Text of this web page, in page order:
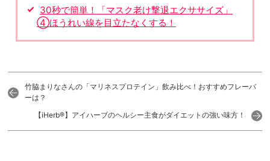
30秒で簡単！「マスク老け撃退エクササイズ」
④ほうれい線を目立たなくする！
竹脇まりなさんの「マリネスプロテイン」飲み比べ！おすすめフレーバ
ーは？
【iHerb®】アイハーブのヘルシー主食がダイエットの強い味方！